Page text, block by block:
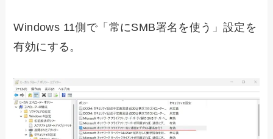
Windows 11側で「常にSMB署名を使う」設定を
有効にする。